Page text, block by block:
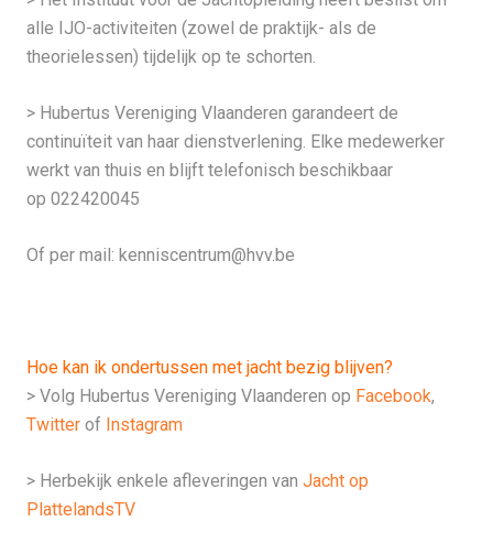
alle IJO-activiteiten (zowel de praktijk- als de
theorielessen) tijdelijk op te schorten.
> Hubertus Vereniging Vlaanderen garandeert de
continuïteit van haar dienstverlening. Elke medewerker
werkt van thuis en blijft telefonisch beschikbaar
op 022420045
Of per mail: kenniscentrum@hvv.be
Hoe kan ik ondertussen met jacht bezig blijven?
> Volg Hubertus Vereniging Vlaanderen op Facebook,
Twitterof Instagram
> Herbekijk enkele afleveringen van Jacht op
PlattelandsTV